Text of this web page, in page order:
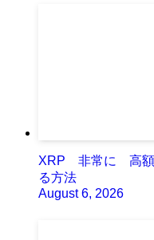
XRP 非常に 高額
る方法
August 6, 2026